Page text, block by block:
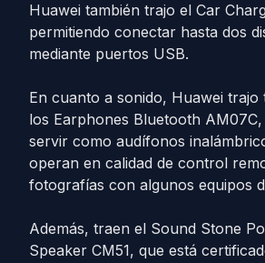
Huawei también trajo el Car
permitiendo conectar hasta dos
mediante puertos USB.
En cuanto a sonido, Huawei trajo
los Earphones Bluetooth AM07C,
servir como audífonos
operan en calidad de control
fotografías con algunos equipos
Además, traen el Sound Stone
Speaker CM51, que está